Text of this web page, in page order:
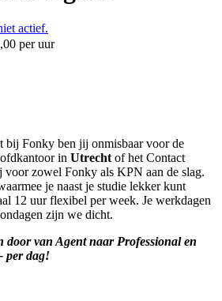
actief.
per uur
bij Fonky ben jij onmisbaar voor de
in Utrecht of het Contact
voor zowel Fonky als KPN aan de slag.
je naast je studie lekker kunt
12 uur flexibel per week. Je werkdagen
zijn we dicht.
door van Agent naar Professional en
per dag!